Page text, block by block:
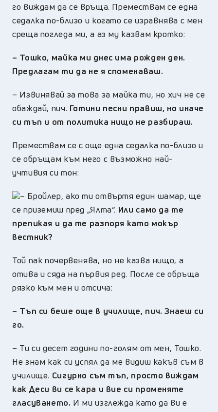
го виждам да се връща. Премествам се една
седалка по-близо и когато се изравнява с мен
среща погледа ми, а аз му казвам кротко:
– Тошко, майка ми днес има рожден ден.
Предлагам ти да не я споменаваш.
– Извинявай за това за майка ти, но хич не се
обаждай, пич. Готини песни правиш, но иначе
си тъп и от политика нищо не разбираш.
Премествам се с още една седалка по-близо и
се обръщам към него с възможно най-
учтивия си тон:
– Бройлер, ако ти отвъртя един шамар, ще
се приземиш пред „Ялта“. Или само да те
препикая и да те разпоря като мокър
вестник?
Той пак почервенява, но не казва нищо, а
отива и сяда на първия ред. После се обръща
рязко към мен и отсича:
– Тъп си беше още в училище, пич. Знаеш си
го.
– Ти си десет години по-голям от мен, Тошко.
Не знам как си успял да ме видиш какъв съм в
училище. Сигурно съм тъп, просто виждам
как Деси ви се кара и вие си променяте
гласуването. И ми изглежда като да ви е